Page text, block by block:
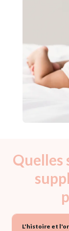
Quelles
L'histoire et